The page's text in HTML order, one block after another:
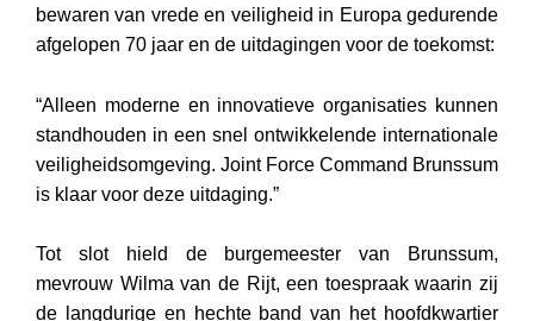
bewaren van vrede en veiligheid in Europa gedurende
afgelopen 70 jaar en de uitdagingen voor de toekomst:
“Alleen moderne en innovatieve organisaties kunnen
standhouden in een snel ontwikkelende internationale
veiligheidsomgeving. Joint Force Command Brunssum
is klaar voor deze uitdaging.”
Tot slot hield de burgemeester van Brunssum,
mevrouw Wilma van de Rijt, een toespraak waarin zij
de langdurige en hechte band van het hoofdkwartier